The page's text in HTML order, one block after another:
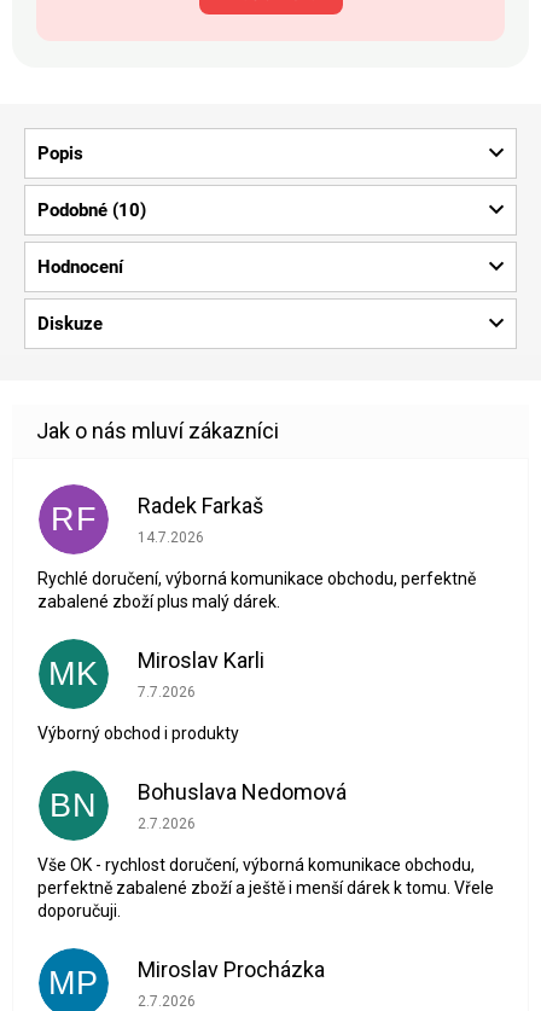
Popis
Podobné (10)
Hodnocení
Diskuze
RF Radek Farkaš
Hodnocení obchodu je 5 z 5 hvězdiček.
14.7.2026
Rychlé doručení, výborná komunikace obchodu, perfektně
zabalené zboží plus malý dárek.
MK Miroslav Karli
Hodnocení obchodu je 5 z 5 hvězdiček.
7.7.2026
Výborný obchod i produkty
BN Bohuslava Nedomová
Hodnocení obchodu je 5 z 5 hvězdiček.
2.7.2026
Vše OK - rychlost doručení, výborná komunikace obchodu,
perfektně zabalené zboží a ještě i menší dárek k tomu. Vřele
doporučuji.
MP Miroslav Procházka
Hodnocení obchodu je 1 z 5 hvězdiček.
2.7.2026